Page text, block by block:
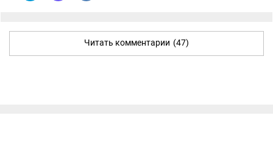
Читать комментарии (47)